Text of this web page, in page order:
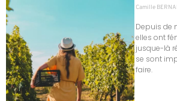
Camille
Depuis de
elles ont
jusque-là
se sont
faire.